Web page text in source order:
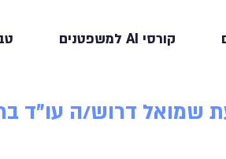
קורסי AI למשפטנים
שמואל דרוש/ה עו"ד